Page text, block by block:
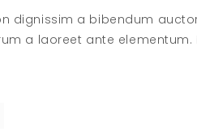
dignissim a bibendum
a laoreet ante